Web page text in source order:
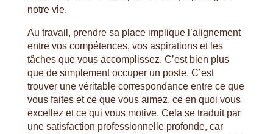
notre vie.
Au travail, prendre sa place implique l’alignement
entre vos compétences, vos aspirations et les
tâches que vous accomplissez. C’est bien plus
que de simplement occuper un poste. C’est
trouver une véritable correspondance entre ce que
vous faites et ce que vous aimez, ce en quoi vous
excellez et ce qui vous motive. Cela se traduit par
une satisfaction professionnelle profonde, car